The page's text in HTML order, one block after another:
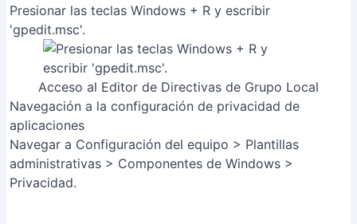
Presionar las teclas Windows + R y escribir
'gpedit.msc'.
Acceso al Editor de Directivas de Grupo Local
Navegación a la configuración de privacidad de
aplicaciones
Navegar a Configuración del equipo > Plantillas
administrativas > Componentes de Windows >
Privacidad.